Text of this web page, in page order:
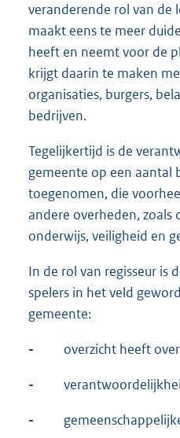
veranderende rol van de
maakt eens te meer
heeft en neemt voor de
krijgt daarin te maken
organisaties, burgers,
bedrijven.
Tegelijkertijd is de
gemeente op een aantal
toegenomen, die
andere overheden, zoals
onderwijs, veiligheid en
In de rol van regisseur is
spelers in het veld
gemeente:
- overzicht heeft
-
-